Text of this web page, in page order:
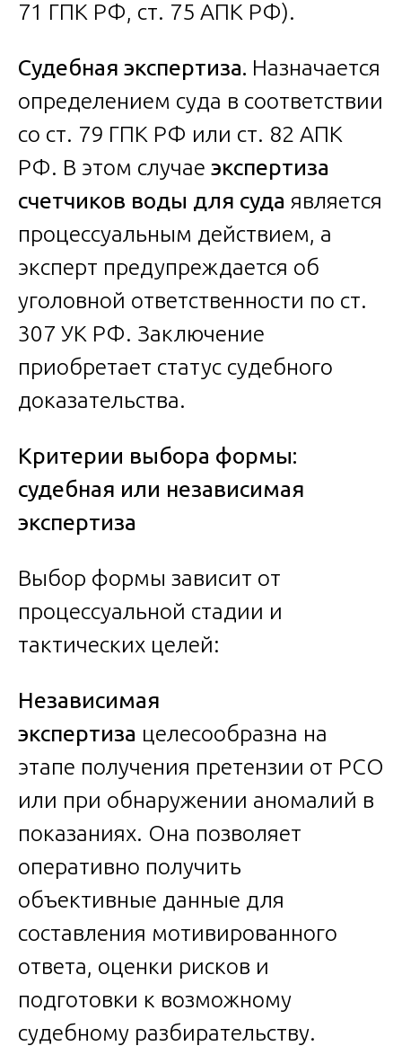
71 ГПК РФ, ст. 75 АПК РФ).
Судебная экспертиза. Назначается
определением суда в соответствии
со ст. 79 ГПК РФ или ст. 82 АПК
РФ. В этом случае экспертиза
счетчиков воды для суда является
процессуальным действием, а
эксперт предупреждается об
уголовной ответственности по ст.
307 УК РФ. Заключение
приобретает статус судебного
доказательства.
Критерии выбора формы:
судебная или независимая
экспертиза
Выбор формы зависит от
процессуальной стадии и
тактических целей:
Независимая
экспертиза целесообразна на
этапе получения претензии от РСО
или при обнаружении аномалий в
показаниях. Она позволяет
оперативно получить
объективные данные для
составления мотивированного
ответа, оценки рисков и
подготовки к возможному
судебному разбирательству.